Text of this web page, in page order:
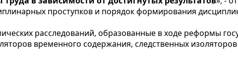
проступков и порядок формирования
расследований, образованные в ходе реформы
временного содержания, следственных